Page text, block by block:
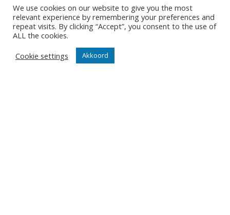
woensdag 16 december 2020 om
20.30uKnack Roeselare–
Kuzbass Kemerovo
donderdag 17 december 2020
om 17.30u Verva Warszawa
We use cookies on our website to give you the most
relevant experience by remembering your preferences and
repeat visits. By clicking “Accept”, you consent to the use of
ALL the cookies.
Cookie settings
Akkoord